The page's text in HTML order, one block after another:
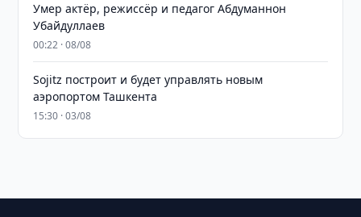
Умер актёр, режиссёр и педагог Абдуманнон
Убайдуллаев
00:22 · 08/08
Sojitz построит и будет управлять новым
аэропортом Ташкента
15:30 · 03/08